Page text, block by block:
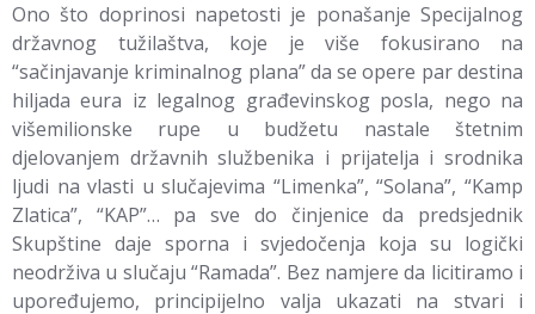
Ono što doprinosi napetosti je ponašanje Specijalnog
državnog tužilaštva, koje je više fokusirano na
“sačinjavanje kriminalnog plana” da se opere par destina
hiljada eura iz legalnog građevinskog posla, nego na
višemilionske rupe u budžetu nastale štetnim
djelovanjem državnih službenika i prijatelja i srodnika
ljudi na vlasti u slučajevima “Limenka”, “Solana”, “Kamp
Zlatica”, “KAP”… pa sve do činjenice da predsjednik
Skupštine daje sporna i svjedočenja koja su logički
neodrživa u slučaju “Ramada”. Bez namjere da licitiramo i
upoređujemo, principijelno valja ukazati na stvari i